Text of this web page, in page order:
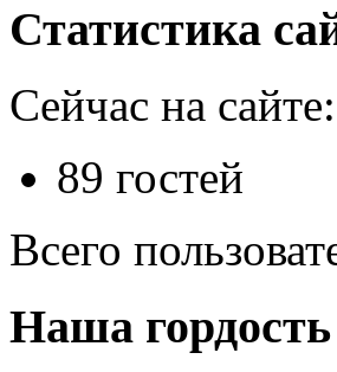
Статистика
Сейчас на сайте:
89 гостей
Всего
Наша гордость